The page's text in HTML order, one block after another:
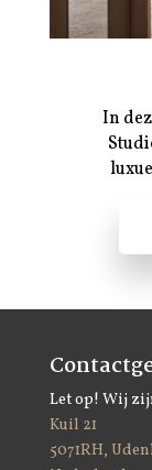
In
Let op! Wij
Kuil 21
5071RH,